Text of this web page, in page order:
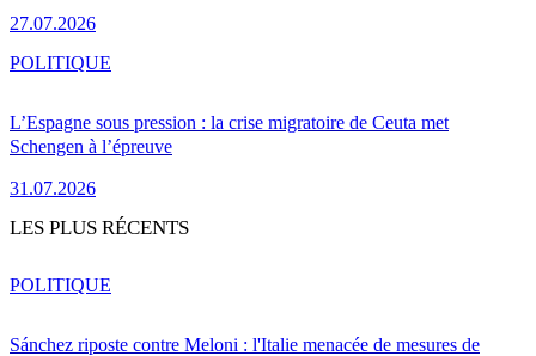
27.07.2026
L’Espagne sous pression : la crise migratoire de Ceuta met
Schengen à l’épreuve
31.07.2026
POLITIQUE
LES PLUS RÉCENTS
Sánchez riposte contre Meloni : l'Italie menacée de mesures de
POLITIQUE